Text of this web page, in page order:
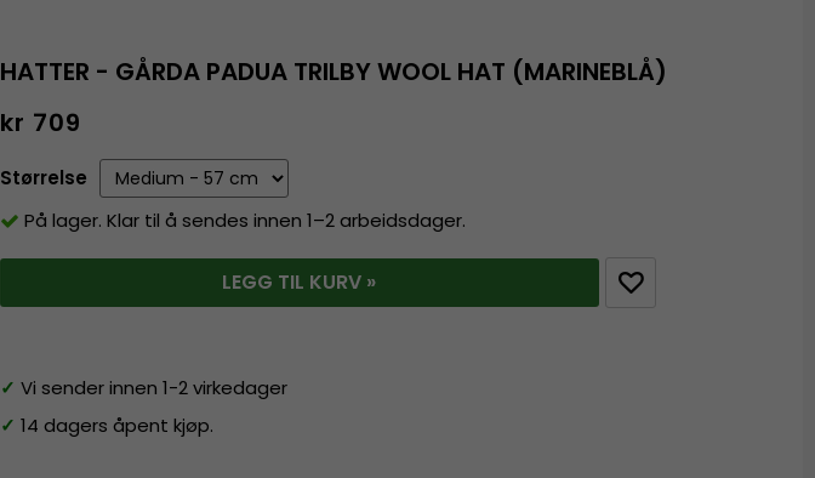
HATTER - GÅRDA PADUA TRILBY WOOL HAT (MARINEBLÅ)
kr 709
Størrelse
På lager. Klar til å sendes innen 1–2 arbeidsdager.
LEGG TIL KURV »
✓ Vi sender innen 1-2 virkedager
✓ 14 dagers åpent kjøp.